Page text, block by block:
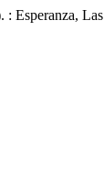
Esperanza,